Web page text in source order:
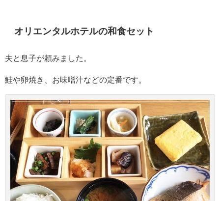
オリエンタルホテルの和食セット
夫と息子が頼みました。
鮭や卵焼き、お味噌汁などの定番です。